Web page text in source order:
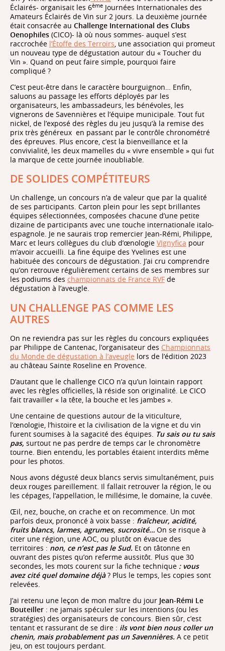
Éclairés- organisait les 6ème Journées Internationales des
Amateurs Éclairés de Vin sur 2 jours. La deuxième journée
était consacrée au Challenge International des Clubs
Oenophiles (CICO)- là où nous sommes- auquel s’est
raccrochée l’Étoffe des Terroirs, une association qui promeut
un nouveau type de dégustation autour du « Toucher du
Vin ». Quand on peut faire simple, pourquoi faire
compliqué ?
C’est peut-être dans le caractère bourguignon… Enfin,
saluons au passage les efforts déployés par les
organisateurs, les ambassadeurs, les bénévoles, les
vignerons de Savennières et l’équipe municipale. Tout fut
nickel, de l’exposé des règles du jeu jusqu’à la remise des
prix très généreux en passant par le contrôle chronométré
des épreuves. Plus encore, c’est la bienveillance et la
convivialité, les deux mamelles du « vivre ensemble » qui fut
la marque de cette journée inoubliable.
DE SOLIDES COMPÉTITEURS
Un challenge, un concours n’a de valeur que par la qualité
de ses participants. Carton plein pour les sept brillantes
équipes sélectionnées, composées chacune d’une petite
dizaine de participants avec une touche internationale italo-
espagnole. Je ne saurais trop remercier Jean-Rémi, Philippe,
Marc et leurs collègues du club d’œnologie VIgnyfica pour
m’avoir accueilli. La fine équipe des Yvelines est une
habituée des concours de dégustation. J’ai cru comprendre
qu’on retrouve régulièrement certains de ses membres sur
les podiums des championnats de France RVF de
dégustation à l’aveugle.
UN CHALLENGE PAS COMME LES
AUTRES
On ne reviendra pas sur les règles du concours expliquées
par Philippe de Cantenac, l’organisateur des Championnats
du Monde de dégustation à l’aveugle lors de l’édition 2023
au château Sainte Roseline en Provence.
D’autant que le challenge CICO n’a qu’un lointain rapport
avec les règles officielles, là réside son originalité. Le CICO
fait travailler « la tête, la bouche et les jambes ».
Une centaine de questions autour de la viticulture,
l’œnologie, l’histoire et la civilisation de la vigne et du vin
furent soumises à la sagacité des équipes. Tu sais ou tu sais
pas, surtout ne pas perdre de temps car le chronomètre
tourne. Bien entendu, les portables étaient interdits même
pour les photos.
Nous avons dégusté deux blancs servis simultanément, puis
deux rouges pareillement. Il fallait retrouver la région, le ou
les cépages, l’appellation, le millésime, le domaine, la cuvée.
Œil, nez, bouche, on crache et on recommence. Un mot
parfois deux, prononcé à voix basse : fraîcheur, acidité,
fruits blancs, larmes, agrumes, sucrosité… On se risque à
citer une région, une AOC, ou plutôt on évacue des
territoires : non, ce n’est pas le Sud. Et on tâtonne en
ouvrant des pistes qu’on referme aussitôt. Plus que 30
secondes, les mots courent sur la fiche technique : vous
avez cité quel domaine déjà? Plus le temps, les copies sont
relevées.
J’ai retenu une leçon de mon maître du jour Jean-Rémi Le
Bouteiller : ne jamais spéculer sur les intentions (ou les
stratégies) des organisateurs de concours. Bien sûr, c’est
tentant et rassurant de se dire : ils vont bien nous coller un
chenin, mais probablement pas un Savennières. A ce petit
jeu, on est toujours perdant.